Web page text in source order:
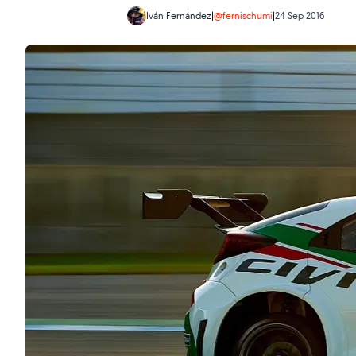
Iván Fernández|@fernischumi|24 Sep 2016